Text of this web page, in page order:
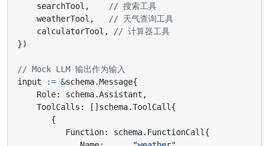
searchTool ,
// 搜索工具
weatherTool ,
// 天气查询工具
calculatorTool ,
// 计算器工具
})
// Mock LLM 输出作为输入
input
:= &schema.Message{
Role: schema.Assistant ,
ToolCalls : []schema.ToolCall {
{
Function: schema. FunctionCall {